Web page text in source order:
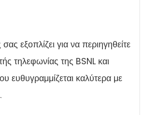
εξοπλίζει για να περιηγηθείτε
τηλεφωνίας της BSNL και
ευθυγραμμίζεται καλύτερα με